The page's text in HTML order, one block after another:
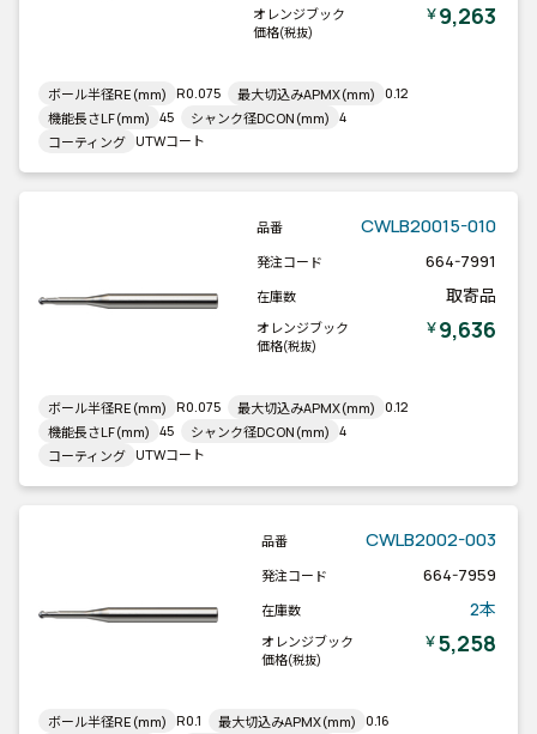
オレンジブック
価格(税抜)
￥9,263
ボール半径RE(mm) R0.075 最大切込みAPMX(mm) 0.12
機能長さLF(mm) 45 シャンク径DCON(mm) 4
コーティング UTWコート
品番 CWLB20015-010
発注コード 664-7991
在庫数 取寄品
オレンジブック
価格(税抜)
￥9,636
ボール半径RE(mm) R0.075 最大切込みAPMX(mm) 0.12
機能長さLF(mm) 45 シャンク径DCON(mm) 4
コーティング UTWコート
品番 CWLB2002-003
発注コード 664-7959
在庫数 2本
オレンジブック
価格(税抜)
￥5,258
ボール半径RE(mm) R0.1 最大切込みAPMX(mm) 0.16